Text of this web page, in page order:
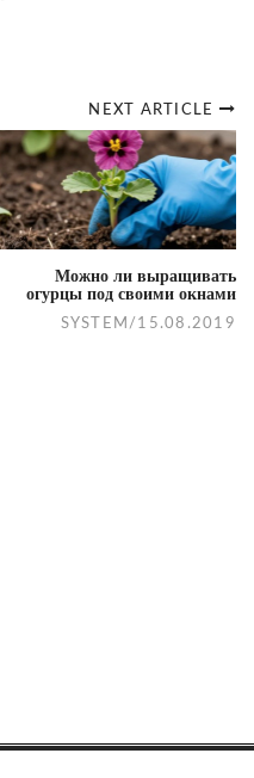
NEXT ARTICLE
Можно ли выращивать
огурцы под своими окнами
SYSTEM / 15.08.2019